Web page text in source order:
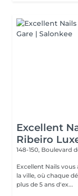
Excellent
Ribeiro
148-150, Boulevard
Excellent Nails
la ville, où chaque
plus de 5 ans d'ex...